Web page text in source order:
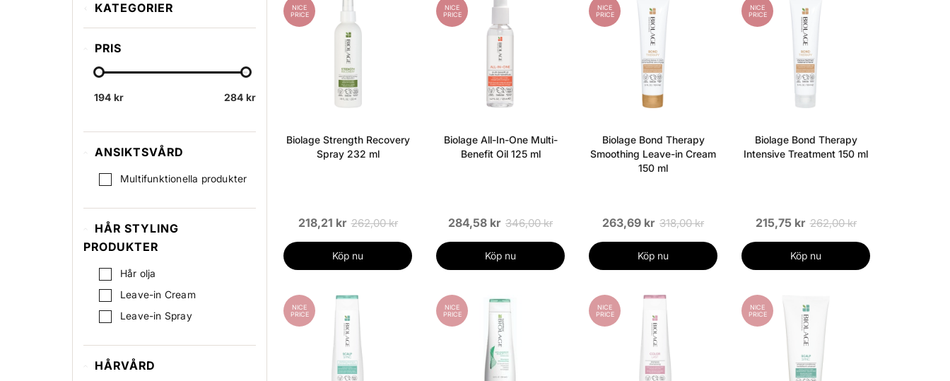
KATEGORIER
Colorlast
HydraSource
SmoothProof
VolumeBloom
Conditioner
PRIS
194 kr 284 kr
ANSIKTSVÅRD
Multifunktionella produkter
HÅR STYLING
PRODUKTER
Hår olja
Leave-in Cream
Leave-in Spray
HÅRVÅRD
NICE
PRICE
Biolage Strength Recovery
Spray 232 ml
218,21 kr 262,00 kr
Köp nu
NICE
PRICE
Biolage All-In-One Multi-
Benefit Oil 125 ml
284,58 kr 346,00 kr
Köp nu
NICE
PRICE
Biolage Bond Therapy
Smoothing Leave-in Cream
150 ml
263,69 kr 318,00 kr
Köp nu
NICE
PRICE
Biolage Bond Therapy
Intensive Treatment 150 ml
215,75 kr 262,00 kr
Köp nu
NICE
PRICE
NICE
PRICE
NICE
PRICE
NICE
PRICE